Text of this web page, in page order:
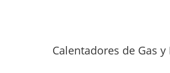
Calentadores de Gas y